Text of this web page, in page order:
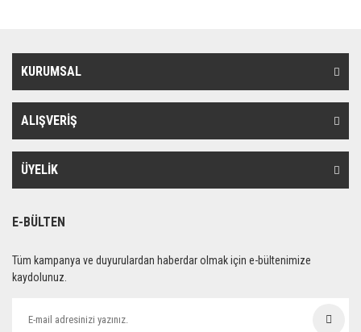
KURUMSAL
ALIŞVERİŞ
ÜYELİK
E-BÜLTEN
Tüm kampanya ve duyurulardan haberdar olmak için e-bültenimize
kaydolunuz.